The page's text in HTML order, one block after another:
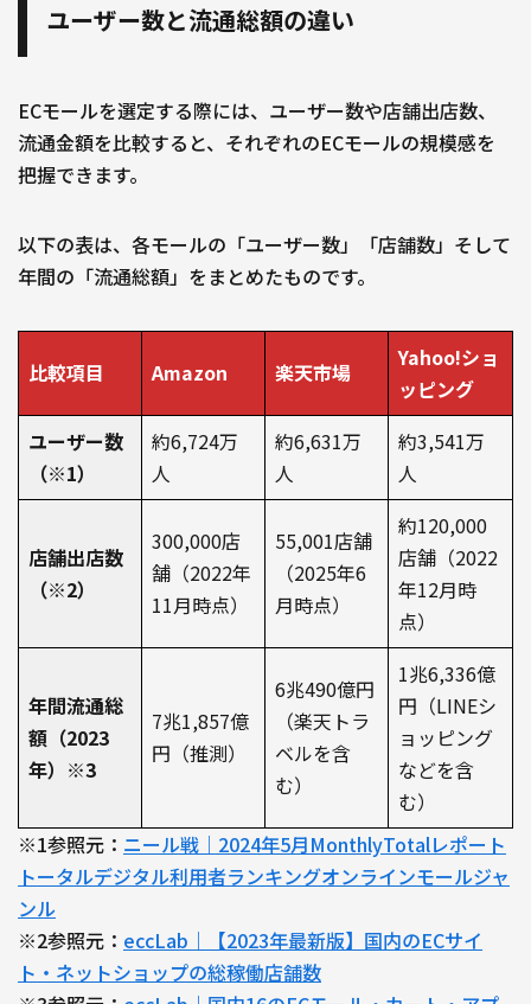
ユーザー数と流通総額の違い
ECモールを選定する際には、ユーザー数や店舗出店数、
流通金額を比較すると、それぞれのECモールの規模感を
把握できます。
以下の表は、各モールの「ユーザー数」「店舗数」そして
年間の「流通総額」をまとめたものです。
比較項目 Amazon 楽天市場
Yahoo!ショ
ッピング
ユーザー数
（※1）
約6,724万
人
約6,631万
人
約3,541万
人
店舗出店数
（※2）
300,000店
舗（2022年
11月時点）
55,001店舗
（2025年6
月時点）
約120,000
店舗（2022
年12月時
点）
年間流通総
額（2023
年）※3
7兆1,857億
円（推測）
6兆490億円
（楽天トラ
ベルを含
む）
1兆6,336億
円（LINEシ
ョッピング
などを含
む）
※1参照元： ニール戦｜2024年5月MonthlyTotalレポート
トータルデジタル利用者ランキングオンラインモールジャ
ンル
※2参照元： eccLab｜【2023年最新版】国内のECサイ
ト・ネットショップの総稼働店舗数